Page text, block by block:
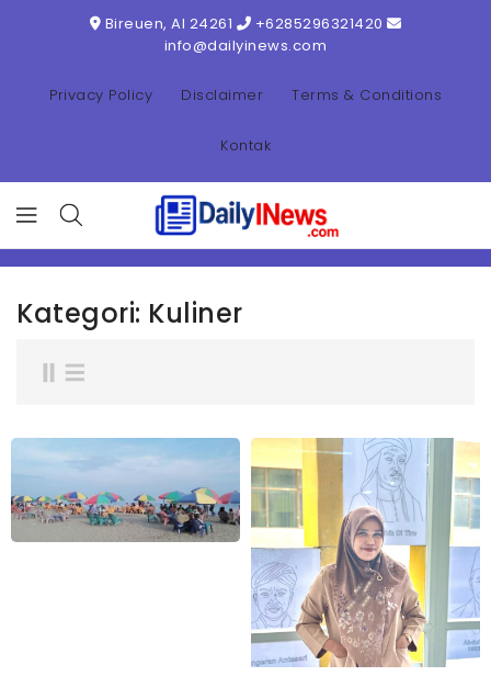
Bireuen, AI 24261
+6285296321420
info@dailyinews.com
Privacy Policy Disclaimer Terms & Conditions
Kontak
Kategori: Kuliner